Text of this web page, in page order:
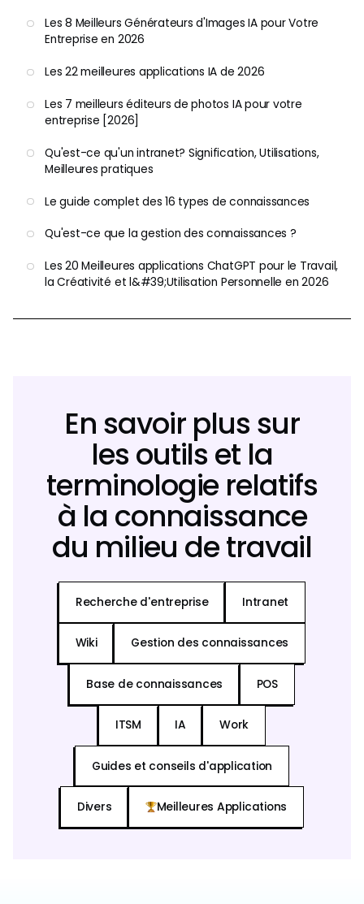
Les 8 Meilleurs Générateurs d'Images IA pour Votre
Entreprise en 2026
Les 22 meilleures applications IA de 2026
Les 7 meilleurs éditeurs de photos IA pour votre
entreprise [2026]
Qu'est-ce qu'un intranet? Signification, Utilisations,
Meilleures pratiques
Le guide complet des 16 types de connaissances
Qu'est-ce que la gestion des connaissances ?
Les 20 Meilleures applications ChatGPT pour le Travail,
la Créativité et l&#39;Utilisation Personnelle en 2026
En savoir plus sur
les outils et la
terminologie relatifs
à la connaissance
du milieu de travail
Recherche d'entreprise Intranet
Wiki Gestion des connaissances
Base de connaissances POS
ITSM IA Work
Guides et conseils d'application
Divers Meilleures Applications